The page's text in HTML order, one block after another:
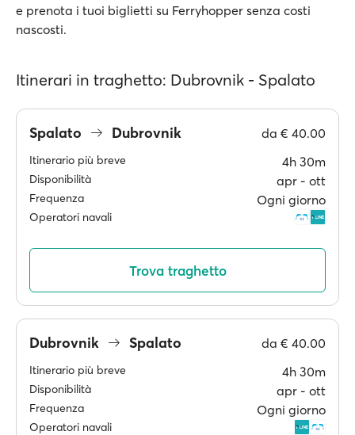
e prenota i tuoi biglietti su Ferryhopper senza costi
nascosti.
Itinerari in traghetto: Dubrovnik - Spalato
Spalato Dubrovnik da € 40.00
Itinerario più breve 4h 30m
Disponibilità apr ‐ ott
Frequenza Ogni giorno
Operatori navali
Trova traghetto
Dubrovnik Spalato da € 40.00
Itinerario più breve 4h 30m
Disponibilità apr ‐ ott
Frequenza Ogni giorno
Operatori navali